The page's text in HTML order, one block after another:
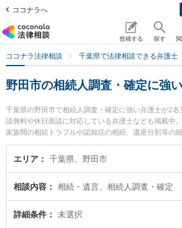
ココナラへ
投稿する 探す
ココナラ法律相談 千葉県で法律相談できる弁護士
野田市の相続人調査・確定に強
千葉県の野田市で相続人調査・確定に強い弁護士が2
談無料や休日面談に対応している弁護士なども掲載中
家族間の相続トラブルや認知症の相続、遺産分割等の
検索もでき便利です。特に野田けやき法律事務所の松
法律事務所の高山 聡宏弁護士のプロフィール情報や弁
豊富な近くの弁護士を検索したい』『初回相談無料で
相談できる野田市内の弁護士に相談予約したい』など
おすすめです。
エリア 千葉県、野田市
相談内容 相続・遺言、相続人調査・確定
詳細条件 未選択